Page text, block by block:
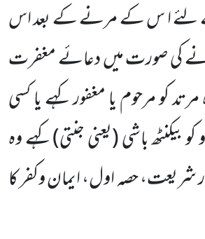
لئے ا س کے مرنے کے بعد اس
کی صورت میں دعائے مغفرت
کو مرحوم یا مغفور کہے یا کسی
باشی(یعنی جنتی)کہے وہ
شریعت، حصہ اول، ایمان وکفر کا